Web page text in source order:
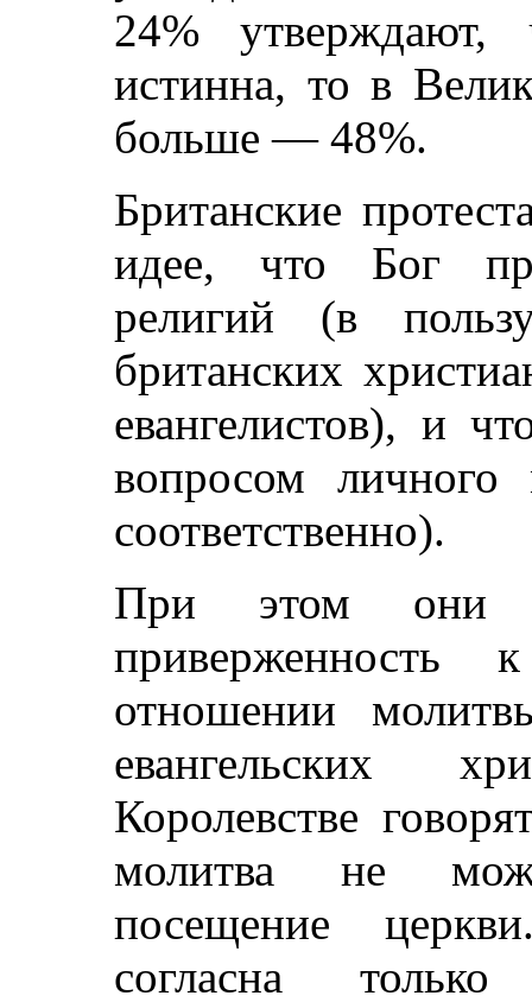
24% утверждают,
истинна, то в
больше — 48%.
Британские
идее, что Бог
религий (в
британских
евангелистов), и
вопросом
соответственно).
При этом они
приверженность
отношении
евангельских
Королевстве
молитва не
посещение
согласна